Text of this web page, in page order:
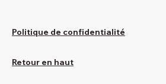
Politique de confidentialité
Retour en haut